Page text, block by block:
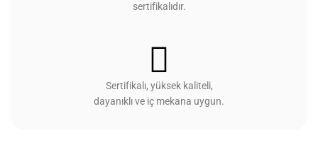
sertifikalıdır.
Sertifikalı, yüksek kaliteli,
dayanıklı ve iç mekana uygun.